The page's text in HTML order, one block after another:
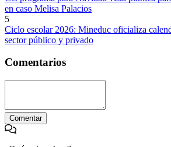
en caso Melisa Palacios
5
Ciclo escolar 2026: Mineduc oficializa
sector público y privado
Comentarios
Comentar